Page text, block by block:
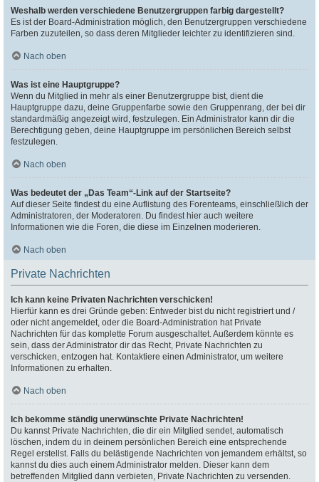
Weshalb werden verschiedene Benutzergruppen farbig dargestellt?
Es ist der Board-Administration möglich, den Benutzergruppen verschiedene
Farben zuzuteilen, so dass deren Mitglieder leichter zu identifizieren sind.
Nach oben
Was ist eine Hauptgruppe?
Wenn du Mitglied in mehr als einer Benutzergruppe bist, dient die
Hauptgruppe dazu, deine Gruppenfarbe sowie den Gruppenrang, der bei dir
standardmäßig angezeigt wird, festzulegen. Ein Administrator kann dir die
Berechtigung geben, deine Hauptgruppe im persönlichen Bereich selbst
festzulegen.
Nach oben
Was bedeutet der „Das Team“-Link auf der Startseite?
Auf dieser Seite findest du eine Auflistung des Forenteams, einschließlich der
Administratoren, der Moderatoren. Du findest hier auch weitere
Informationen wie die Foren, die diese im Einzelnen moderieren.
Nach oben
Private Nachrichten
Ich kann keine Privaten Nachrichten verschicken!
Hierfür kann es drei Gründe geben: Entweder bist du nicht registriert und /
oder nicht angemeldet, oder die Board-Administration hat Private
Nachrichten für das komplette Forum ausgeschaltet. Außerdem könnte es
sein, dass der Administrator dir das Recht, Private Nachrichten zu
verschicken, entzogen hat. Kontaktiere einen Administrator, um weitere
Informationen zu erhalten.
Nach oben
Ich bekomme ständig unerwünschte Private Nachrichten!
Du kannst Private Nachrichten, die dir ein Mitglied sendet, automatisch
löschen, indem du in deinem persönlichen Bereich eine entsprechende
Regel erstellst. Falls du belästigende Nachrichten von jemandem erhältst, so
kannst du dies auch einem Administrator melden. Dieser kann dem
betreffenden Mitglied dann verbieten, Private Nachrichten zu versenden.